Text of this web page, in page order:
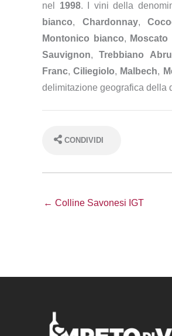
nel 1998. I vini della
bianco, Chardonnay,
Montonico bianco, Moscato
Sauvignon,Trebbiano
Franc,Ciliegiolo, Malbech,
delimitazione geografica della
CONDIVIDI
← Colline Savonesi IGT